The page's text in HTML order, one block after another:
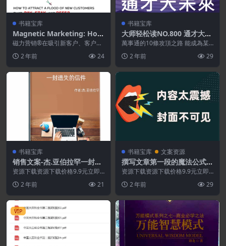
书籍宝库
Magnetic Marketing: How
To Attract A Flood Of New
Customers That Pay, Stay,
and Refer
磁力营销®在吸引新客户、客户、
服务、业务和实践的宣...
2 年前 24
书籍宝库
大师轻松读NO.800 通才大未
來
萬事通的10條攻頂之路 能成為某
足。但是，過於狹隘的...
2 年前 29
书籍宝库
销售文案-杰.亚伯拉罕一封遗
失的信
资源下载资源下载价格9.9元立即
资源永久更新资源!...
2 年前 21
书籍宝库 文案资源
撰写文章第一段的魔法公式.P
DF
资源下载资源下载价格9.9元立即
2 年前 29
VIP